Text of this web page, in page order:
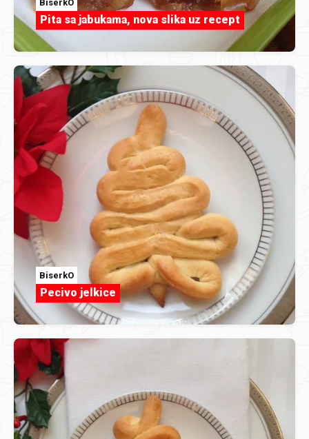
BiserkO
Pita sa jabukama, nova slika uz recept
BiserkO
Pecivo jelkice